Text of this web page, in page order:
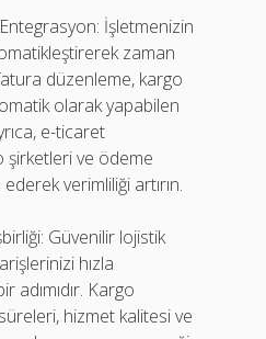
İşletmenizin
zaman
düzenleme, kargo
olarak yapabilen
e-ticaret
ve ödeme
verimliliği artırın.
Güvenilir lojistik
hızla
adımıdır. Kargo
hizmet kalitesi ve